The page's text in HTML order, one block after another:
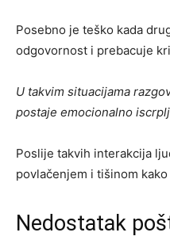
Posebno je teško kada
odgovornost i prebacuje
U takvim situacijama
postaje emocionalno
Poslije takvih interakcija
povlačenjem i tišinom
Nedostatak